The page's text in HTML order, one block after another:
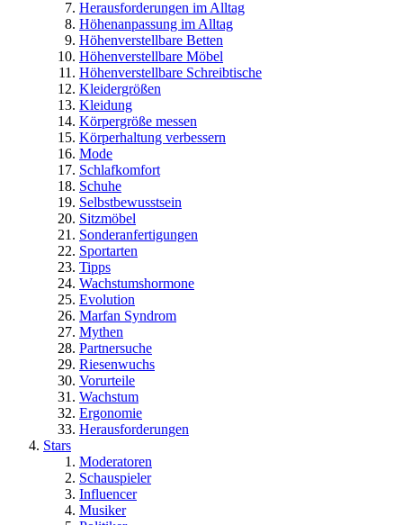
Herausforderungen im Alltag
Höhenanpassung im Alltag
Höhenverstellbare Betten
Höhenverstellbare Möbel
Höhenverstellbare Schreibtische
Kleidergrößen
Kleidung
Körpergröße messen
Körperhaltung verbessern
Mode
Schlafkomfort
Schuhe
Selbstbewusstsein
Sitzmöbel
Sonderanfertigungen
Sportarten
Tipps
Wachstumshormone
Evolution
Marfan Syndrom
Mythen
Partnersuche
Riesenwuchs
Vorurteile
Wachstum
Ergonomie
Herausforderungen
Stars
Moderatoren
Schauspieler
Influencer
Musiker